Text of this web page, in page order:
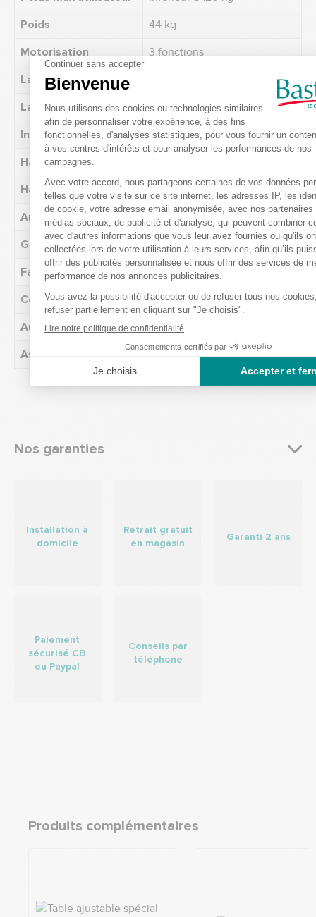
Poids
44 kg
Motorisation
3 fonctions
Largeur d'assise
Largeur
69 cm
Inclinaison
Inclinaison à 135°
Hauteur d'assise
Hauteur
106 cm
Années de garanties
2 ans
Gamme
Haut de gamme
Fabrication
Fabriqué en France
Couleur
Gris
Autre dénomination
Fauteuil relax petits espaces
Assise
Bultex à mémoire de forme
Nos garanties
Installation à
domicile
Retrait gratuit
en magasin
Garanti 2 ans
Paiement
sécurisé CB
ou Paypal
Conseils par
téléphone
Produits complémentaires